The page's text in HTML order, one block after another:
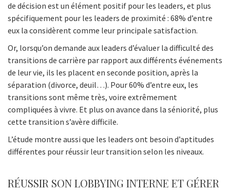
de décision est un élément positif pour les leaders, et plus
spécifiquement pour les leaders de proximité : 68% d’entre
eux la considèrent comme leur principale satisfaction.
Or, lorsqu’on demande aux leaders d’évaluer la difficulté des
transitions de carrière par rapport aux différents événements
de leur vie, ils les placent en seconde position, après la
séparation (divorce, deuil…). Pour 60% d’entre eux, les
transitions sont même très, voire extrêmement
compliquées à vivre. Et plus on avance dans la séniorité, plus
cette transition s’avère difficile.
L’étude montre aussi que les leaders ont besoin d’aptitudes
différentes pour réussir leur transition selon les niveaux.
RÉUSSIR SON LOBBYING INTERNE ET GÉRER